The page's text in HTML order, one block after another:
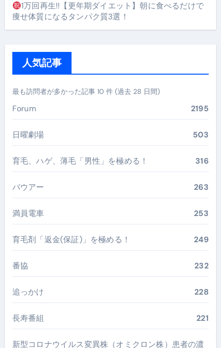
1万回再生!!【更年期ダイエット】朝に食べるだけで
痩せ体質になるタンパク質3選！
人気記事
最も訪問者が多かった記事 10 件 (過去 28 日間)
Forum 2195
日曜劇場 503
育毛、ハゲ、薄毛「男性」を極める！ 316
バウアー 263
満員電車 253
育毛剤「返金(保証)」を極める！ 249
番協 232
追っかけ 228
長寿番組 221
新型コロナウイルス変異株（オミクロン株）患者の濃